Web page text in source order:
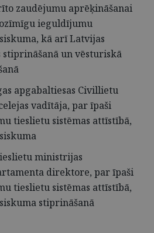
zaudējumu aprēķināšanai
ieguldījumu
kā arī Latvijas
un vēsturiskā
apgabaltiesas Civillietu
vadītāja, par īpaši
tieslietu sistēmas attīstībā,
ministrijas
direktore, par īpaši
tieslietu sistēmas attīstībā,
stiprināšanā